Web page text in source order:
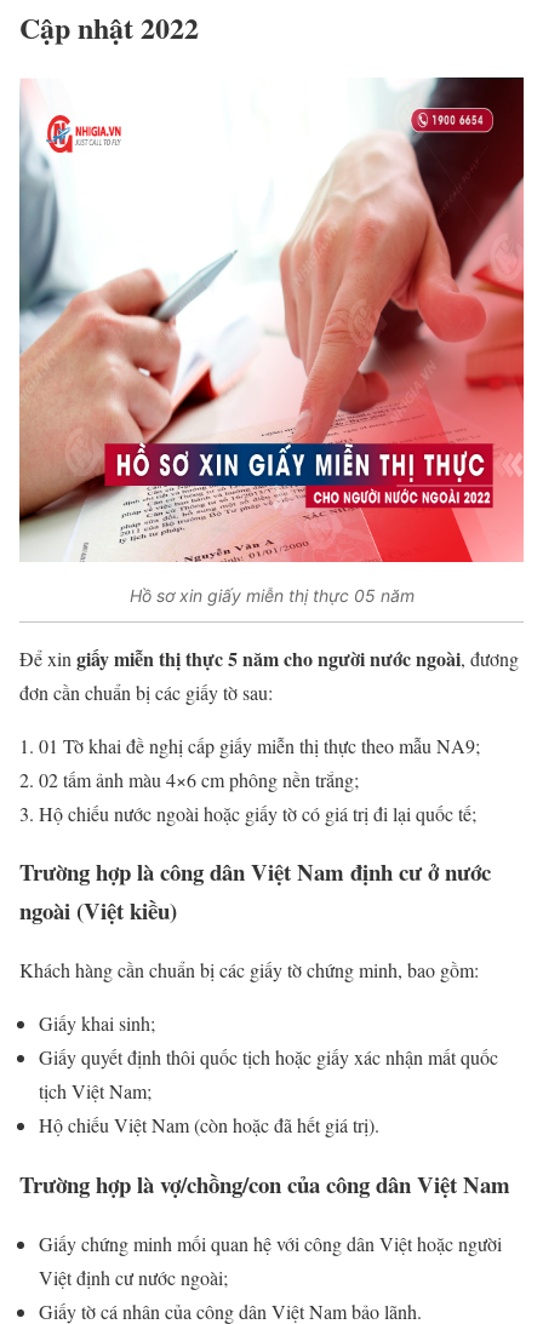
Cập nhật 2022
Hồ sơ xin giấy miễn thị thực 05 năm
Để xin giấy miễn thị thực 5 năm cho người nước ngoài, đương
đơn cần chuẩn bị các giấy tờ sau:
01 Tờ khai đề nghị cấp giấy miễn thị thực theo mẫu NA9;
02 tấm ảnh màu 4×6 cm phông nền trắng;
Hộ chiếu nước ngoài hoặc giấy tờ có giá trị đi lại quốc tế;
Trường hợp là công dân Việt Nam định cư ở nước
ngoài (Việt kiều)
Khách hàng cần chuẩn bị các giấy tờ chứng minh, bao gồm:
Giấy khai sinh;
Giấy quyết định thôi quốc tịch hoặc giấy xác nhận mất quốc
tịch Việt Nam;
Hộ chiếu Việt Nam (còn hoặc đã hết giá trị).
Trường hợp là vợ/chồng/con của công dân Việt Nam
Giấy chứng minh mối quan hệ với công dân Việt hoặc người
Việt định cư nước ngoài;
Giấy tờ cá nhân của công dân Việt Nam bảo lãnh.